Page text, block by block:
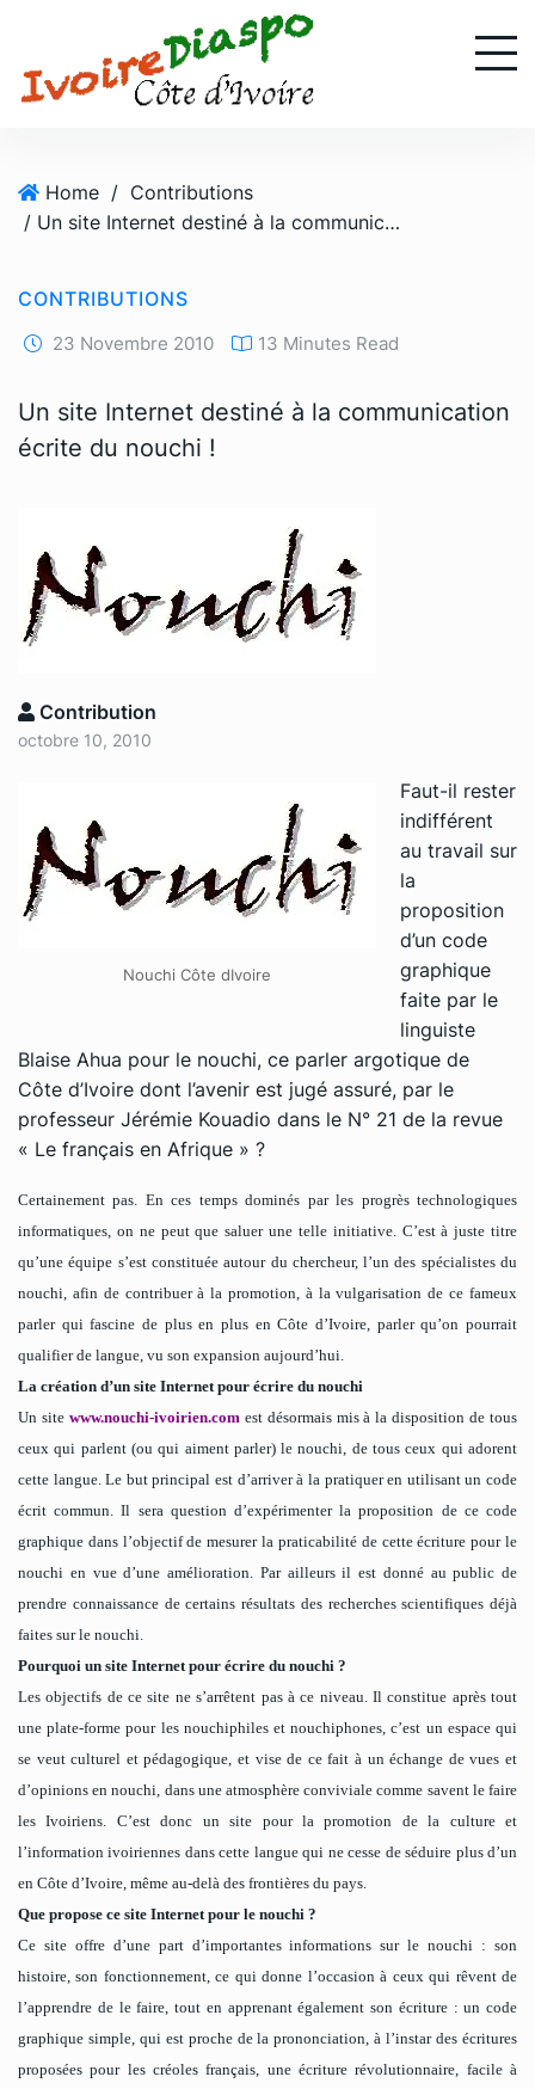
Home / Contributions
/ Un site Internet destiné à la communication écrite du nouchi !
CONTRIBUTIONS
23 Novembre 2010 13 Minutes Read
Un site Internet destiné à la communication
écrite du nouchi !
Contribution
octobre 10, 2010
Nouchi Côte dIvoire
Faut-il rester
indifférent
au travail sur
la
proposition
d’un code
graphique
faite par le
linguiste
Blaise Ahua pour le nouchi, ce parler argotique de
Côte d’Ivoire dont l’avenir est jugé assuré, par le
professeur Jérémie Kouadio dans le N° 21 de la revue
« Le français en Afrique » ?
Certainement pas. En ces temps dominés par les progrès technologiques
informatiques, on ne peut que saluer une telle initiative. C’est à juste titre
qu’une équipe s’est constituée autour du chercheur, l’un des spécialistes du
nouchi, afin de contribuer à la promotion, à la vulgarisation de ce fameux
parler qui fascine de plus en plus en Côte d’Ivoire, parler qu’on pourrait
qualifier de langue, vu son expansion aujourd’hui.
La création d’un site Internet pour écrire du nouchi
Un site www.nouchi-ivoirien.com est désormais mis à la disposition de tous
ceux qui parlent (ou qui aiment parler) le nouchi, de tous ceux qui adorent
cette langue. Le but principal est d’arriver à la pratiquer en utilisant un code
écrit commun. Il sera question d’expérimenter la proposition de ce code
graphique dans l’objectif de mesurer la praticabilité de cette écriture pour le
nouchi en vue d’une amélioration. Par ailleurs il est donné au public de
prendre connaissance de certains résultats des recherches scientifiques déjà
faites sur le nouchi.
Pourquoi un site Internet pour écrire du nouchi ?
Les objectifs de ce site ne s’arrêtent pas à ce niveau. Il constitue après tout
une plate-forme pour les nouchiphiles et nouchiphones, c’est un espace qui
se veut culturel et pédagogique, et vise de ce fait à un échange de vues et
d’opinions en nouchi, dans une atmosphère conviviale comme savent le faire
les Ivoiriens. C’est donc un site pour la promotion de la culture et
l’information ivoiriennes dans cette langue qui ne cesse de séduire plus d’un
en Côte d’Ivoire, même au-delà des frontières du pays.
Que propose ce site Internet pour le nouchi ?
Ce site offre d’une part d’importantes informations sur le nouchi : son
histoire, son fonctionnement, ce qui donne l’occasion à ceux qui rêvent de
l’apprendre de le faire, tout en apprenant également son écriture : un code
graphique simple, qui est proche de la prononciation, à l’instar des écritures
proposées pour les créoles français, une écriture révolutionnaire, facile à